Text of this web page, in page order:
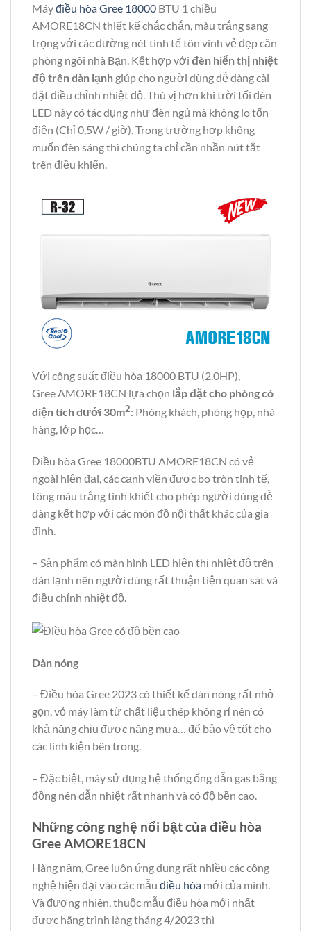
Máyđiều hòa Gree 18000 BTU 1 chiều
AMORE18CN thiết kế chắc chắn, màu trắng sang
trọng với các đường nét tinh tế tôn vinh vẻ đẹp căn
phòng ngôi nhà Bạn. Kết hợp với đèn hiển thị nhiệt
độ trên dàn lạnh giúp cho người dùng dễ dàng cài
đặt điều chỉnh nhiệt độ. Thú vị hơn khi trời tối đèn
LED này có tác dụng như đèn ngủ mà không lo tốn
điện (Chỉ 0,5W / giờ). Trong trường hợp không
muốn đèn sáng thì chúng ta chỉ cần nhần nút tắt
trên điều khiển.
Với công suất điều hòa 18000 BTU (2.0HP),
Gree AMORE18CN lựa chọn lắp đặt cho phòng có
diện tích dưới 30m2: Phòng khách, phòng họp, nhà
hàng, lớp học…
Điều hòa Gree 18000BTU AMORE18CN có vẻ
ngoài hiện đại, các cạnh viền được bo tròn tinh tế,
tông màu trắng tinh khiết cho phép người dùng dễ
dàng kết hợp với các món đồ nội thất khác của gia
đình.
– Sản phẩm có màn hình LED hiện thị nhiệt độ trên
dàn lạnh nên người dùng rất thuận tiện quan sát và
điều chỉnh nhiệt độ.
Dàn nóng
– Điều hòa Gree 2023 có thiết kế dàn nóng rất nhỏ
gọn, vỏ máy làm từ chất liệu thép không rỉ nên có
khả năng chịu được năng mưa… để bảo vệ tốt cho
các linh kiện bên trong.
– Đặc biệt, máy sử dụng hệ thống ống dẫn gas bằng
đồng nên dẫn nhiệt rất nhanh và có độ bền cao.
Những công nghệ nổi bật của điều hòa
Gree AMORE18CN
Hàng năm, Gree luôn ứng dụng rất nhiều các công
nghệ hiện đại vào các mẫu điều hòa mới của mình.
Và đương nhiên, thuộc mẫu điều hòa mới nhất
được hãng trình làng tháng 4/2023 thì